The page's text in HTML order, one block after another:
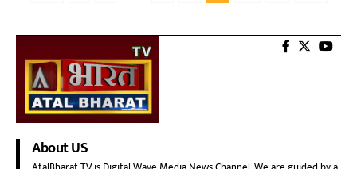
About US